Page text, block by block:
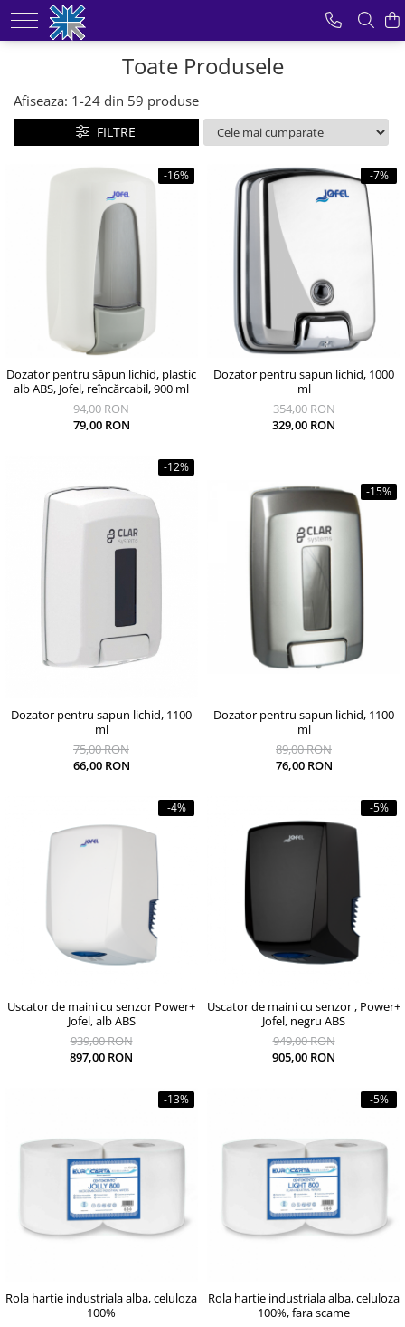
Odorizante pentru incaperi
Role hartie industriala
Dozatoare pentru sapun
Dispensere prosoape hartie
Uscatoare pentru maini
Dispensere hartie igienica
Consumabile din hartie
Mopuri profesionale
Toate Produsele
Afiseaza: 1-24 din 59 produse
FILTRE
-16%
Dozator pentru săpun lichid, plastic
alb ABS, Jofel, reîncărcabil, 900 ml
94,00 RON
79,00 RON
-7%
Dozator pentru sapun lichid, 1000
ml
354,00 RON
329,00 RON
-12%
Dozator pentru sapun lichid, 1100
ml
75,00 RON
66,00 RON
-15%
Dozator pentru sapun lichid, 1100
ml
89,00 RON
76,00 RON
-4%
Uscator de maini cu senzor Power+
Jofel, alb ABS
939,00 RON
897,00 RON
-5%
Uscator de maini cu senzor , Power+
Jofel, negru ABS
949,00 RON
905,00 RON
-13%
Rola hartie industriala alba, celuloza
100%
-5%
Rola hartie industriala alba, celuloza
100%, fara scame